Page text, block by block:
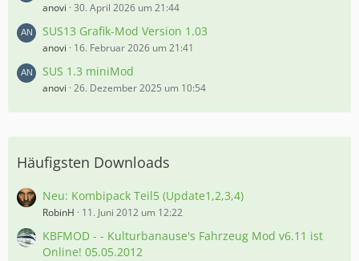
anovi 30. April 2026 um 21:44
SUS13 Grafik-Mod Version 1.03
anovi 16. Februar 2026 um 21:41
SUS 1.3 miniMod
anovi 26. Dezember 2025 um 10:54
Häufigsten Downloads
Neu: Kombipack Teil5 (Update1,2,3,4)
RobinH 11. Juni 2012 um 12:22
KBFMOD - - Kulturbanause's Fahrzeug Mod v6.11 ist
Online! 05.05.2012